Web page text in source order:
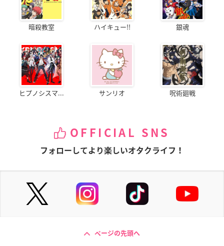
暗殺教室 ハイキュー!! 銀魂
ヒプノシスマ... サンリオ 呪術廻戦
OFFICIAL SNS
フォローしてより楽しいオタクライフ！
ページの先頭へ